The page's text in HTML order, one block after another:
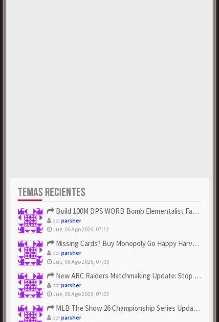
TEMAS RECIENTES
Build 100M DPS WORB Bomb Elementalist Fast - Grab POE Curren...
porparsher
Jue, 06 Ago 2026, 07:12
Missing Cards? Buy Monopoly Go Happy Harvest with Looney Tun...
porparsher
Jue, 06 Ago 2026, 07:08
New ARC Raiders Matchmaking Update: Stop Failed - Grab Bluep...
porparsher
Jue, 06 Ago 2026, 07:03
MLB The Show 26 Championship Series Update! Get Cheap & ...
porparsher